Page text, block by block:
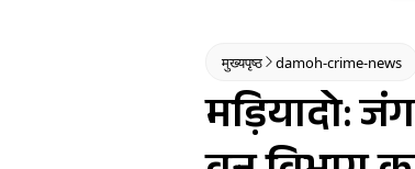
मुख्यपृष्ठ damoh-crime-news
मड़ियादो: